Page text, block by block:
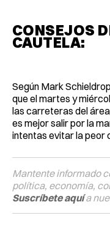
CONSEJOS
CAUTELA:
Según Mark
que el martes y
las carreteras del
es mejor salir por la
intentas evitar la peor
Mantente informado
política, economía,
Suscríbete aquía